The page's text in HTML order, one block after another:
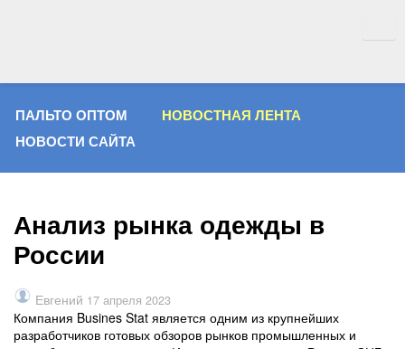
ПАЛЬТО ОПТОМ
НОВОСТНАЯ ЛЕНТА
НОВОСТИ САЙТА
Анализ рынка одежды в
России
Евгений 17 апреля 2023
Компания Busines Stat является одним из крупнейших
разработчиков готовых обзоров рынков промышленных и